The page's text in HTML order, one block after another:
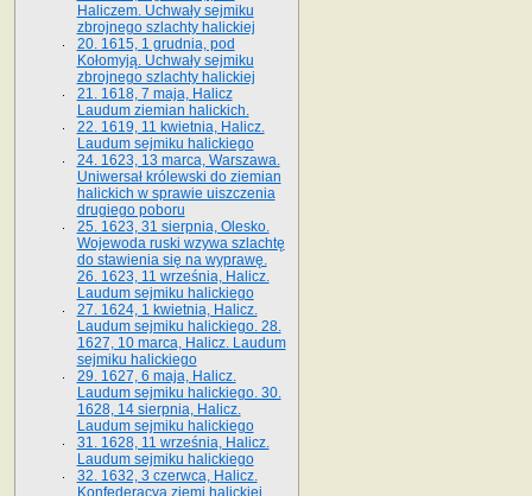
Haliczem. Uchwały sejmiku
zbrojnego szlachty halickiej
20. 1615, 1 grudnia, pod
Kołomyją. Uchwały sejmiku
zbrojnego szlachty halickiej
21. 1618, 7 maja, Halicz
Laudum ziemian halickich.
22. 1619, 11 kwietnia, Halicz.
Laudum sejmiku halickiego
24. 1623, 13 marca, Warszawa.
Uniwersał królewski do ziemian
halickich w sprawie uiszczenia
drugiego poboru
25. 1623, 31 sierpnia, Olesko.
Wojewoda ruski wzywa szlachtę
do stawienia się na wyprawę.
26. 1623, 11 września, Halicz.
Laudum sejmiku halickiego
27. 1624, 1 kwietnia, Halicz.
Laudum sejmiku halickiego. 28.
1627, 10 marca, Halicz. Laudum
sejmiku halickiego
29. 1627, 6 maja, Halicz.
Laudum sejmiku halickiego. 30.
1628, 14 sierpnia, Halicz.
Laudum sejmiku halickiego
31. 1628, 11 września, Halicz.
Laudum sejmiku halickiego
32. 1632, 3 czerwca, Halicz.
Konfederacya ziemi halickiej